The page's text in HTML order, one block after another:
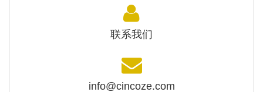
联系我们
info@cincoze.com